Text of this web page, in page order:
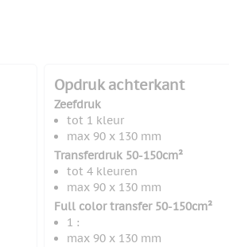
Opdruk achterkant
Zeefdruk
tot 1 kleur
max 90 x 130 mm
Transferdruk 50-150cm²
tot 4 kleuren
max 90 x 130 mm
Full color transfer 50-150cm²
1 :
max 90 x 130 mm